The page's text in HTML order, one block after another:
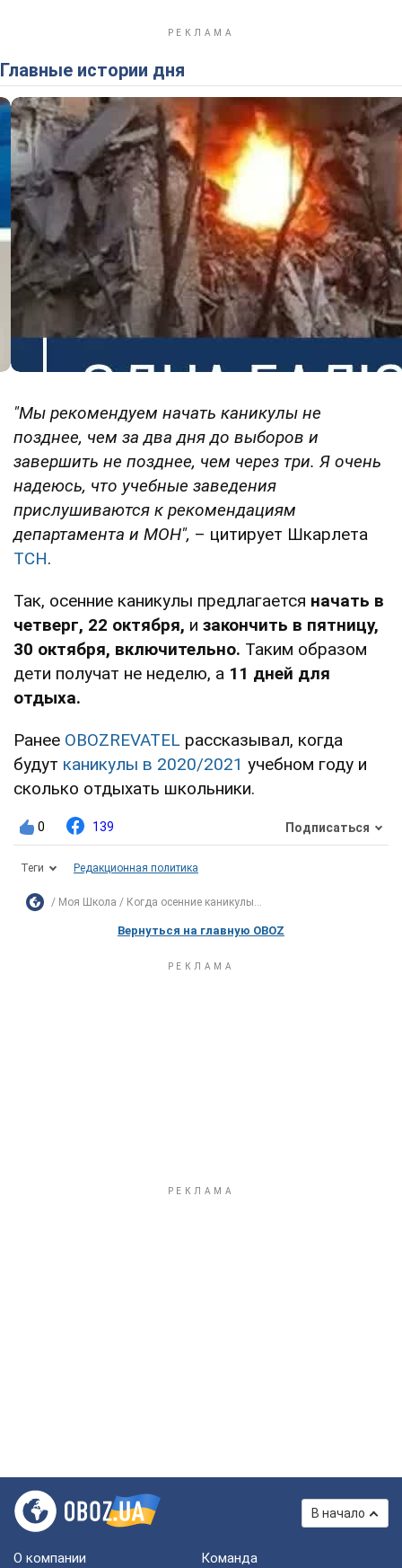
Главные истории дня
"Мы рекомендуем начать каникулы не
позднее, чем за два дня до выборов и
завершить не позднее, чем через три. Я очень
надеюсь, что учебные заведения
прислушиваются к рекомендациям
департамента и МОН", – цитирует Шкарлета
ТСН.
Так, осенние каникулы предлагается начать в
четверг, 22 октября, и закончить в пятницу,
30 октября, включительно. Таким образом
дети получат не неделю, а 11 дней для
отдыха.
Ранее OBOZREVATEL рассказывал, когда
будут каникулы в 2020/2021 учебном году и
сколько отдыхать школьники.
0 139 Подписаться
Теги Редакционная политика
Моя Школа Когда осенние каникулы...
Вернуться на главную OBOZ
В начало
О компании Команда